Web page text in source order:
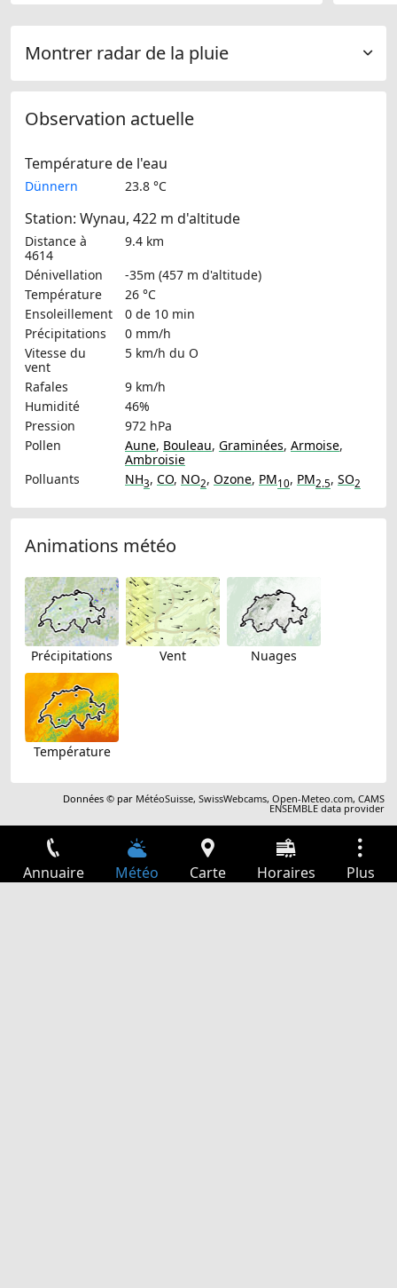
Montrer radar de la pluie
Observation actuelle
Température de l'eau
Dünnern 23.8 °C
Station: Wynau, 422 m d'altitude
Distance à
4614
9.4 km
Dénivellation
-35m (457 m d'altitude)
Température
26 °C
Ensoleillement
0 de 10 min
Précipitations
0 mm/h
Vitesse du
vent
5 km/h du O
Rafales
9 km/h
Humidité
46%
Pression
972 hPa
Pollen
Aune, Bouleau, Graminées, Armoise,
Ambroisie
Polluants
NH3, CO, NO2, Ozone, PM10, PM2.5, SO2
Animations météo
Précipitations Vent Nuages
Température
Données © par MétéoSuisse,SwissWebcams,Open-Meteo.com,CAMS
ENSEMBLE data provider
Annuaire Météo Carte Horaires Plus